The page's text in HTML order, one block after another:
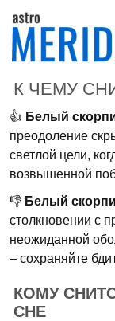
К ЧЕМУ
👍 Белый
преодоление
светлой цели,
возвышенной
👎 Белый
столкновении с
неожиданной
– сохраняйте
КОМУ
СНЕ